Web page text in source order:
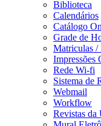
Biblioteca
Calendários
Catálogo
Grade de
Matriculas /
Impressões
Rede Wi-fi
Sistema de
Webmail
Workflow
Revistas da